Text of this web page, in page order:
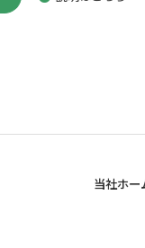
当社ホー